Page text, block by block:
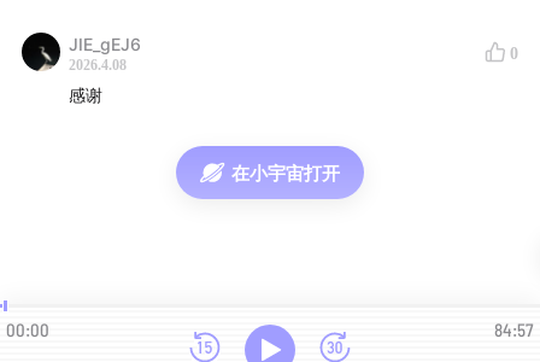
Chuang 合著了该领域的标准教科书《量子计算与量子信
息》。他是开放科学运动的推动者，曾任 Y Combinator
研究员，目前在 1792 研究所（Ster Institute）研究科
JIE_gEJ6
2026.4.08
0
感谢
在小宇宙打开
00:00 84:57